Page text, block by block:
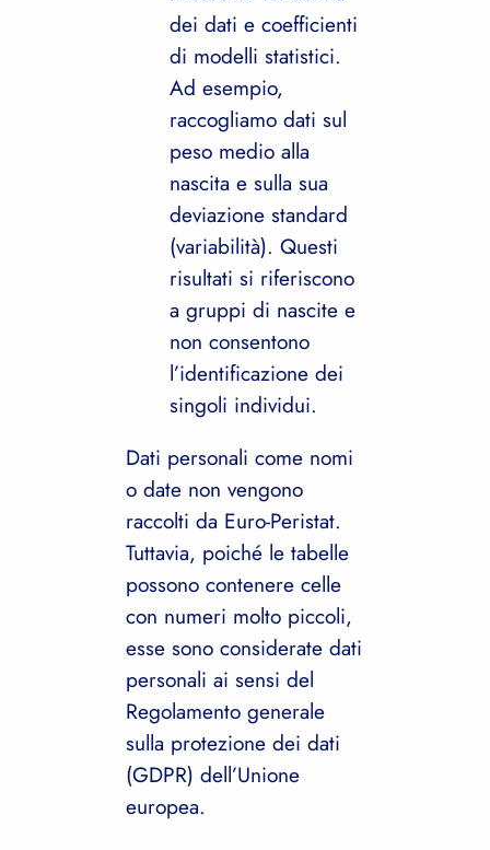
dei dati e coefficienti
di modelli statistici.
Ad esempio,
raccogliamo dati sul
peso medio alla
nascita e sulla sua
deviazione standard
(variabilità). Questi
risultati si riferiscono
a gruppi di nascite e
non consentono
l’identificazione dei
singoli individui.
Dati personali come nomi
o date non vengono
raccolti da Euro-Peristat.
Tuttavia, poiché le tabelle
possono contenere celle
con numeri molto piccoli,
esse sono considerate dati
personali ai sensi del
Regolamento generale
sulla protezione dei dati
(GDPR) dell’Unione
europea.